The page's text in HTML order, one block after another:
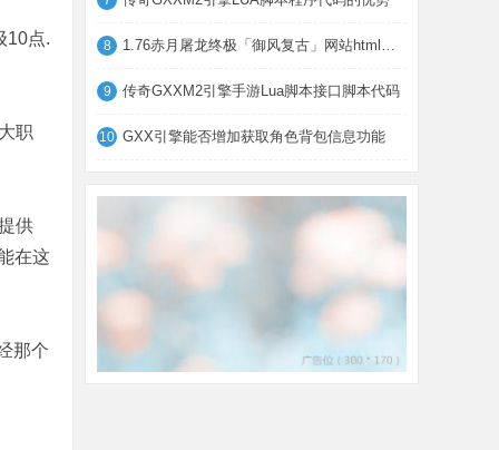
10点.
职
供
在这
那个
8 1.76赤月屠龙终极「御风复古」网站html模板
9 传奇GXXM2引擎手游Lua脚本接口脚本代码
10 GXX引擎能否增加获取角色背包信息功能